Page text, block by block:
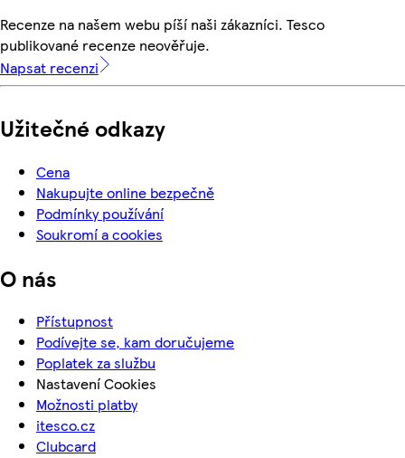
Recenze na našem webu píší naši zákazníci. Tesco
publikované recenze neověřuje.
Napsat recenzi
Užitečné odkazy
Cena
Nakupujte online bezpečně
Podmínky používání
Soukromí a cookies
O nás
Přístupnost
Podívejte se, kam doručujeme
Poplatek za službu
Nastavení Cookies
Možnosti platby
itesco.cz
Clubcard